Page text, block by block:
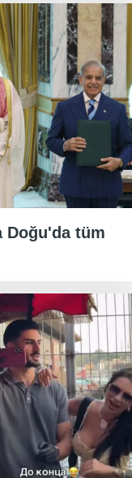
Doğu'da tüm